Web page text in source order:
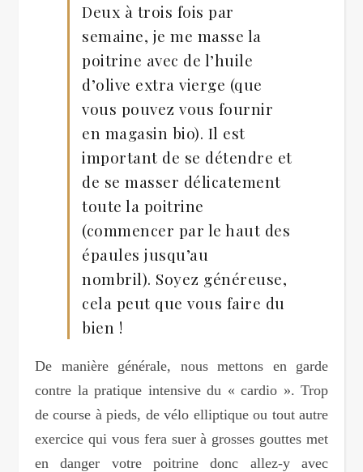
Deux à trois fois par
semaine, je me masse la
poitrine avec de l’huile
d’olive extra vierge (que
vous pouvez vous fournir
en magasin bio). Il est
important de se détendre et
de se masser délicatement
toute la poitrine
(commencer par le haut des
épaules jusqu’au
nombril). Soyez généreuse,
cela peut que vous faire du
bien !
De manière générale, nous mettons en garde
contre la pratique intensive du « cardio ». Trop
de course à pieds, de vélo elliptique ou tout autre
exercice qui vous fera suer à grosses gouttes met
en danger votre poitrine donc allez-y avec